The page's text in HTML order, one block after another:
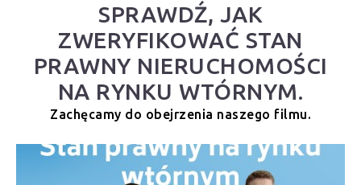
SPRAWDŹ, JAK
ZWERYFIKOWAĆ STAN
PRAWNY NIERUCHOMOŚCI
NA RYNKU WTÓRNYM.
Zachęcamy do obejrzenia naszego filmu.